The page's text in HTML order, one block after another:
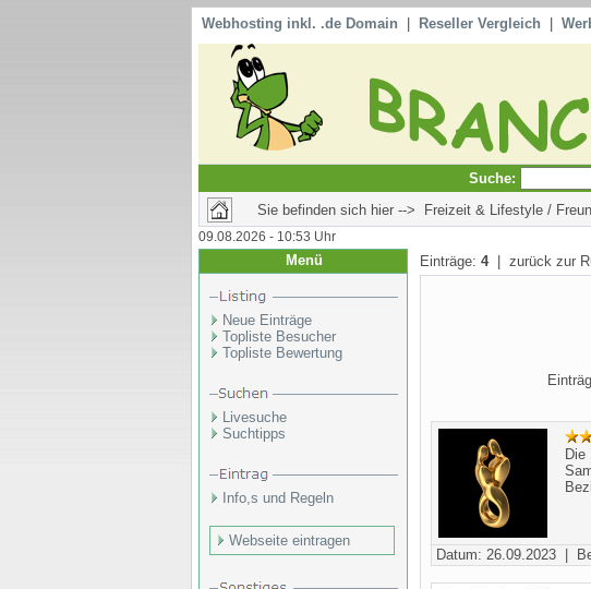
Webhosting inkl. .de Domain Reseller Vergleich
Suche:
Sie befinden sich hier --> Freizeit & Lifestyle /
09.08.2026 - 10:53 Uhr
Menü
Neue Einträge
Topliste Besucher
Topliste Bewertung
Livesuche
Suchtipps
Info,s und Regeln
Webseite eintragen
Einträge: 4| zurück zur
Die
Datum: 26.09.2023 |